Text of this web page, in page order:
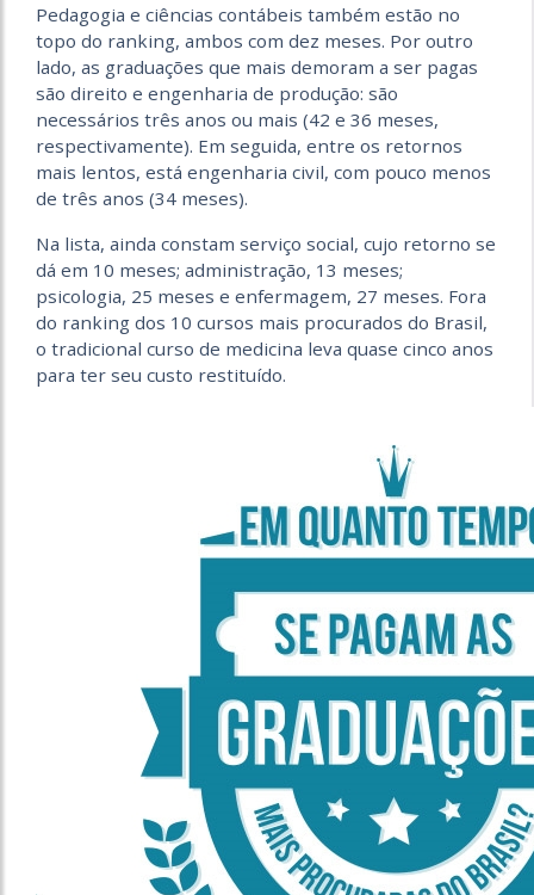
Pedagogia e ciências contábeis também estão no
topo do ranking, ambos com dez meses. Por outro
lado, as graduações que mais demoram a ser pagas
são direito e engenharia de produção: são
necessários três anos ou mais (42 e 36 meses,
respectivamente). Em seguida, entre os retornos
mais lentos, está engenharia civil, com pouco menos
de três anos (34 meses).
Na lista, ainda constam serviço social, cujo retorno se
dá em 10 meses; administração, 13 meses;
psicologia, 25 meses e enfermagem, 27 meses. Fora
do ranking dos 10 cursos mais procurados do Brasil,
o tradicional curso de medicina leva quase cinco anos
para ter seu custo restituído.